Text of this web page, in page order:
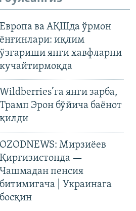
Европа ва АҚШда ўрмон
ёнғинлари: иқлим
ўзгариши янги хавфларни
кучайтирмоқда
Wildberries’га янги зарба,
Трамп Эрон бўйича баёнот
қилди
OZODNEWS: Мирзиёев
Қирғизистонда —
Чашмадан пенсия
битимигача | Украинага
босқин